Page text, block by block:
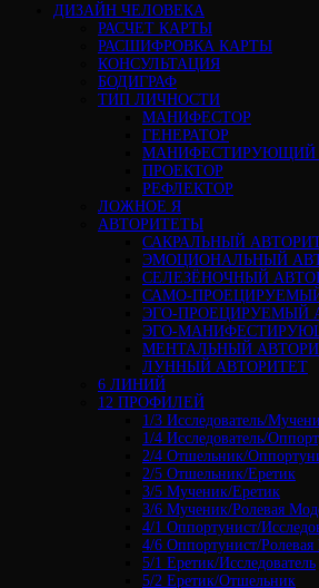
ДИЗАЙН ЧЕЛОВЕКА
РАСЧЕТ КАРТЫ
РАСШИФРОВКА КАРТЫ
КОНСУЛЬТАЦИЯ
БОДИГРАФ
ТИП ЛИЧНОСТИ
МАНИФЕСТОР
ГЕНЕРАТОР
МАНИФЕСТИРУЮЩИЙ
ПРОЕКТОР
РЕФЛЕКТОР
ЛОЖНОЕ Я
АВТОРИТЕТЫ
САКРАЛЬНЫЙ
ЭМОЦИОНАЛЬНЫЙ
СЕЛЕЗЁНОЧНЫЙ
САМО-
ЭГО-ПРОЕЦИРУЕМЫЙ
ЭГО-
МЕНТАЛЬНЫЙ
ЛУННЫЙ АВТОРИТЕТ
6 ЛИНИЙ
12 ПРОФИЛЕЙ
1/3 Исследователь/
1/4 Исследователь/
2/4 Отшельник/
2/5 Отшельник/Еретик
3/5 Мученик/Еретик
3/6 Мученик/Ролевая
4/1 Оппортунист/
4/6 Оппортунист/
5/1 Еретик/Исследователь
5/2 Еретик/Отшельник